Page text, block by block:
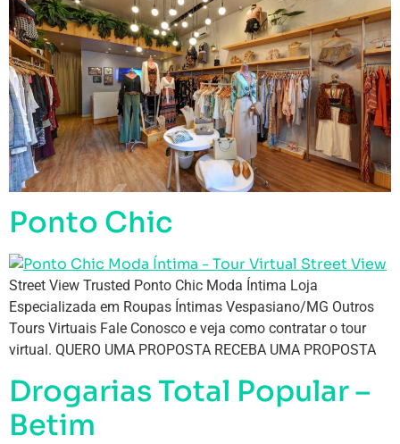
Ponto Chic
Street View Trusted Ponto Chic Moda Íntima Loja
Especializada em Roupas Íntimas Vespasiano/MG Outros
Tours Virtuais Fale Conosco e veja como contratar o tour
virtual. QUERO UMA PROPOSTA RECEBA UMA PROPOSTA
Drogarias Total Popular –
Betim